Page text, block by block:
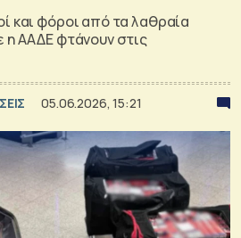
και φόροι από τα λαθραία
η ΑΑΔΕ φτάνουν στις
05.06.2026, 15:21